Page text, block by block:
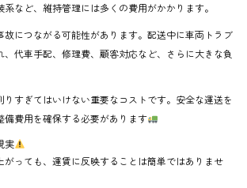
など、維持管理には多くの費用がかかります。
故につながる可能性があります。配送中に車両トラブ
代車手配、修理費、顧客対応など、さらに大きな負
すぎてはいけない重要なコストです。安全な運送を
備費用を確保する必要があります
実
がっても、運賃に反映することは簡単ではありませ